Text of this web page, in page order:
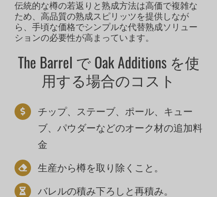
伝統的な樽の若返りと熟成方法は高価で複雑な
ため、高品質の熟成スピリッツを提供しなが
ら、手頃な価格でシンプルな代替熟成ソリュー
ションの必要性が高まっています。
The Barrel で Oak Additions を使
用する場合のコスト
チップ、ステーブ、ポール、キュー
ブ、パウダーなどのオーク材の追加料
金
生産から樽を取り除くこと。
バレルの積み下ろしと再積み。